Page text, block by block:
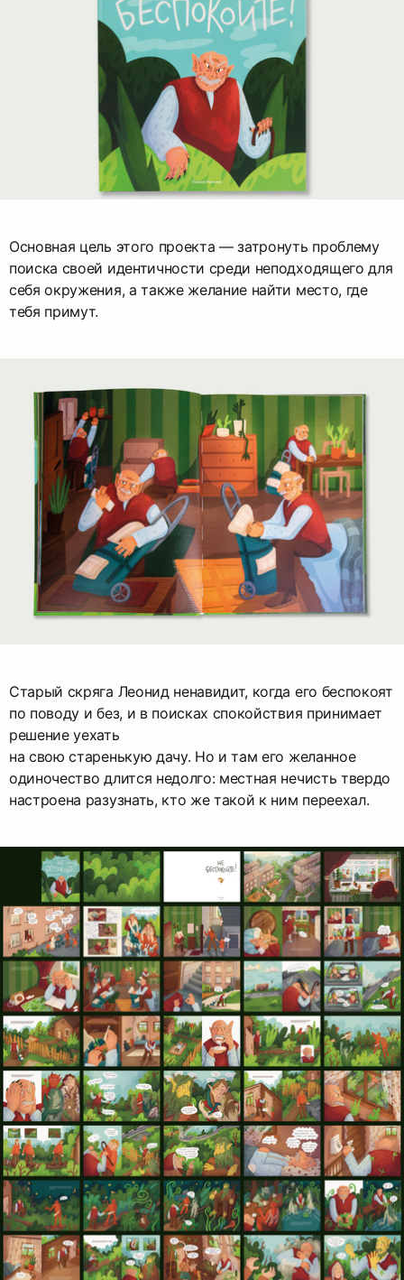
Основная цель этого проекта — затронуть проблему
поиска своей идентичности среди неподходящего для
себя окружения, а также желание найти место, где
тебя примут.
Старый скряга Леонид ненавидит, когда его беспокоят
по поводу и без, и в поисках спокойствия принимает
решение уехать
на свою старенькую дачу. Но и там его желанное
одиночество длится недолго: местная нечисть твердо
настроена разузнать, кто же такой к ним переехал.